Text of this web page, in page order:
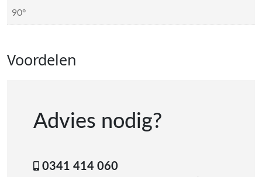
90º
Voordelen
Advies nodig?
0341 414 060